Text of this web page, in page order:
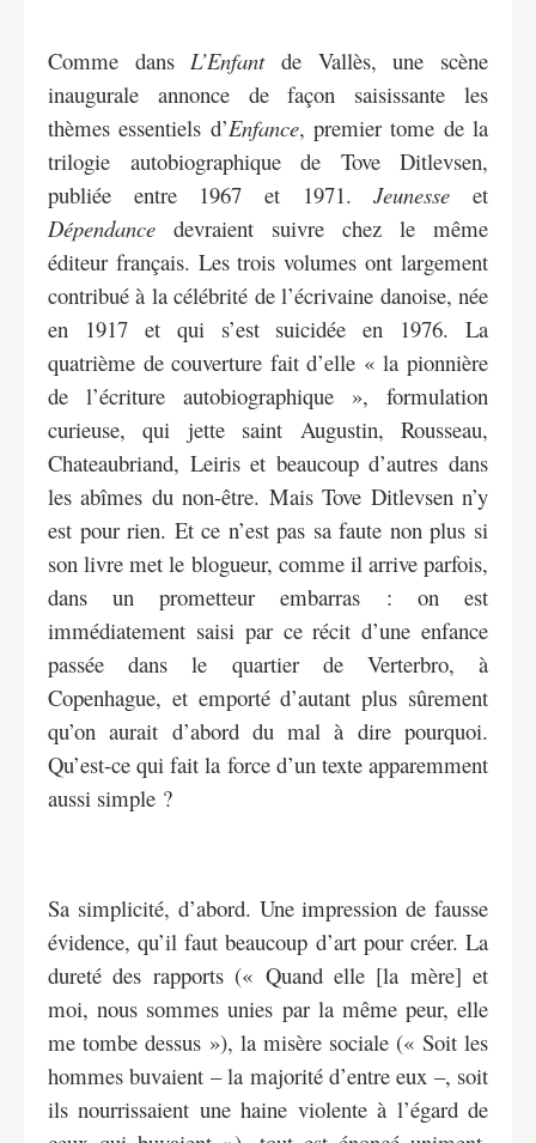
Comme dans L’Enfantde Vallès, une scène
inaugurale annonce de façon saisissante les
thèmes essentiels d’Enfance, premier tome de la
trilogie autobiographique de Tove Ditlevsen,
publiée entre 1967 et 1971.Jeunesse et
Dépendance devraient suivre chez le même
éditeur français. Les trois volumes ont largement
contribué à la célébrité de l’écrivaine danoise, née
en 1917 et qui s’est suicidée en 1976. La
quatrième de couverture fait d’elle « la pionnière
de l’écriture autobiographique », formulation
curieuse, qui jette saint Augustin, Rousseau,
Chateaubriand, Leiris et beaucoup d’autres dans
les abîmes du non-être. Mais Tove Ditlevsen n’y
est pour rien. Et ce n’est pas sa faute non plus si
son livre met le blogueur, comme il arrive parfois,
dans un prometteur embarras : on est
immédiatement saisi par ce récit d’une enfance
passée dans le quartier de Verterbro, à
Copenhague, et emporté d’autant plus sûrement
qu’on aurait d’abord du mal à dire pourquoi.
Qu’est-ce qui fait la force d’un texte apparemment
aussi simple ?
Sa simplicité, d’abord. Une impression de fausse
évidence, qu’il faut beaucoup d’art pour créer. La
dureté des rapports (« Quand elle [la mère] et
moi, nous sommes unies par la même peur, elle
me tombe dessus »), la misère sociale (« Soit les
hommes buvaient – la majorité d’entre eux –, soit
ils nourrissaient une haine violente à l’égard de